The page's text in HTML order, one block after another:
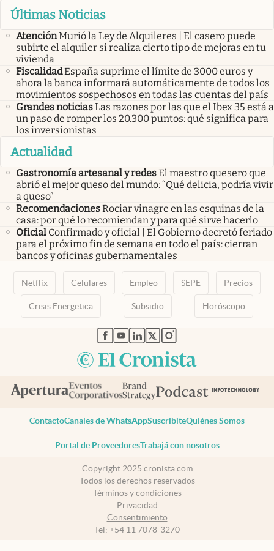
Últimas Noticias
AtenciónMurió la Ley de Alquileres | El casero puede
subirte el alquiler si realiza cierto tipo de mejoras en tu
vivienda
FiscalidadEspaña suprime el límite de 3000 euros y
ahora la banca informará automáticamente de todos los
movimientos sospechosos en todas las cuentas del país
Grandes noticiasLas razones por las que el Ibex 35 está a
un paso de romper los 20.300 puntos: qué significa para
los inversionistas
Actualidad
Gastronomía artesanal y redesEl maestro quesero que
abrió el mejor queso del mundo: “Qué delicia, podría vivir
a queso”
RecomendacionesRociar vinagre en las esquinas de la
casa: por qué lo recomiendan y para qué sirve hacerlo
Oficial Confirmado y oficial | El Gobierno decretó feriado
para el próximo fin de semana en todo el país: cierran
bancos y oficinas gubernamentales
Netflix Celulares Empleo SEPE Precios
Crisis Energetica Subsidio Horóscopo
abre en nueva pestaña
abre en nueva pestaña
abre en nueva pestaña
abre en nueva pestaña
abre en nueva pestaña
ContactoCanales de WhatsAppSuscribiteQuiénes Somos
Portal de ProveedoresTrabajá con nosotros
Copyright 2025 cronista.com
Todos los derechos reservados
Términos y condiciones
Privacidad
Consentimiento
Tel: +54 11 7078-3270